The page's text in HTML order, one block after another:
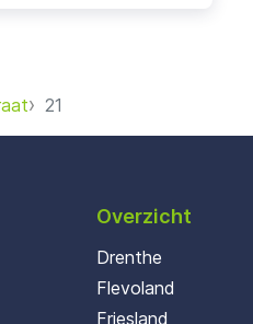
21
Overzicht
Drenthe
Flevoland
Friesland